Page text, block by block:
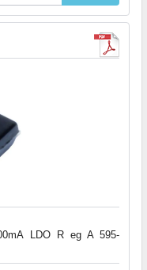
LDO R eg A 595-